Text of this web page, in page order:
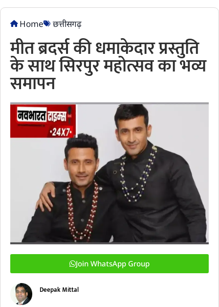
Home छत्तीसगढ़
मीत ब्रदर्स की धमाकेदार प्रस्तुति
के साथ सिरपुर महोत्सव का भव्य
समापन
Join WhatsApp Group
Deepak Mittal